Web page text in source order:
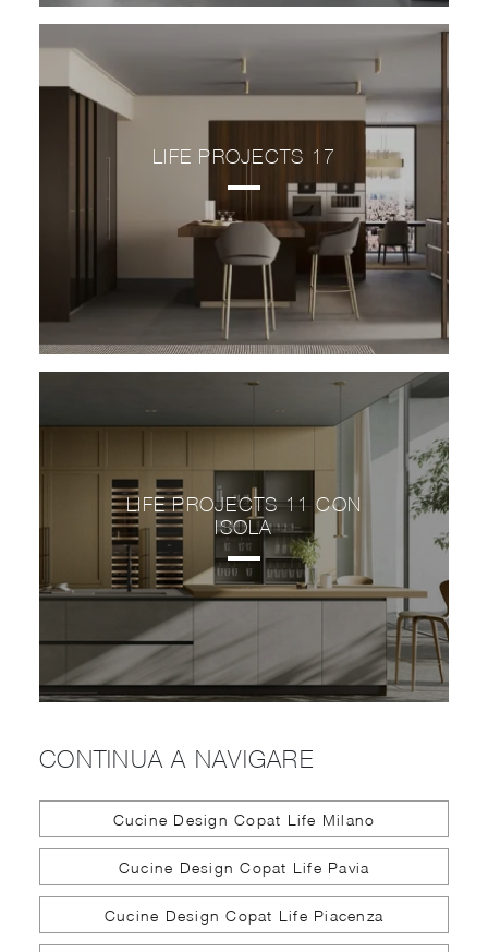
LIFE PROJECTS 17
LIFE PROJECTS 11 CON
ISOLA
CONTINUA A NAVIGARE
Cucine Design Copat Life Milano
Cucine Design Copat Life Pavia
Cucine Design Copat Life Piacenza